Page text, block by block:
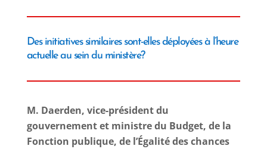
Des initiatives similaires sont-elles déployées à l’heure
actuelle au sein du ministère?
M. Daerden, vice-président du
gouvernement et ministre du Budget, de la
Fonction publique, de l’Égalité des chances